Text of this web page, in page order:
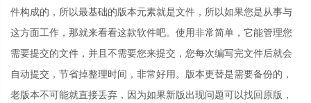
件构成的，所以最基础的版本元素就是文件，所以如果您是从事与
这方面工作，那就来看看这款软件吧。使用非常简单，它能管理您
需要提交的文件，并且不需要您来提交，您每次编写完文件后就会
自动提交，节省掉整理时间，非常好用。版本更替是需要备份的，
老版本不可能就直接丢弃，因为如果新版出现问题可以找回原版，